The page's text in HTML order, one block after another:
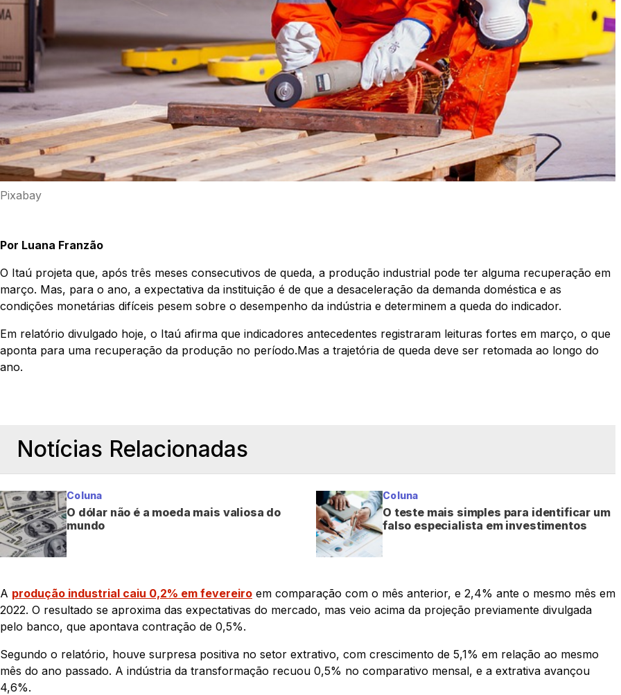
Pixabay
Por Luana Franzão
O Itaú projeta que, após três meses consecutivos de queda, a produção industrial pode ter alguma recuperação em
março. Mas, para o ano, a expectativa da instituição é de que a desaceleração da demanda doméstica e as
condições monetárias difíceis pesem sobre o desempenho da indústria e determinem a queda do indicador.
Em relatório divulgado hoje, o Itaú afirma que indicadores antecedentes registraram leituras fortes em março, o que
aponta para uma recuperação da produção no período.Mas a trajetória de queda deve ser retomada ao longo do
ano.
Notícias Relacionadas
Coluna
O dólar não é a moeda mais valiosa do
mundo
Coluna
O teste mais simples para identificar um
falso especialista em investimentos
A produção industrial caiu 0,2% em fevereiro em comparação com o mês anterior, e 2,4% ante o mesmo mês em
2022. O resultado se aproxima das expectativas do mercado, mas veio acima da projeção previamente divulgada
pelo banco, que apontava contração de 0,5%.
Segundo o relatório, houve surpresa positiva no setor extrativo, com crescimento de 5,1% em relação ao mesmo
mês do ano passado. A indústria da transformação recuou 0,5% no comparativo mensal, e a extrativa avançou
4,6%.